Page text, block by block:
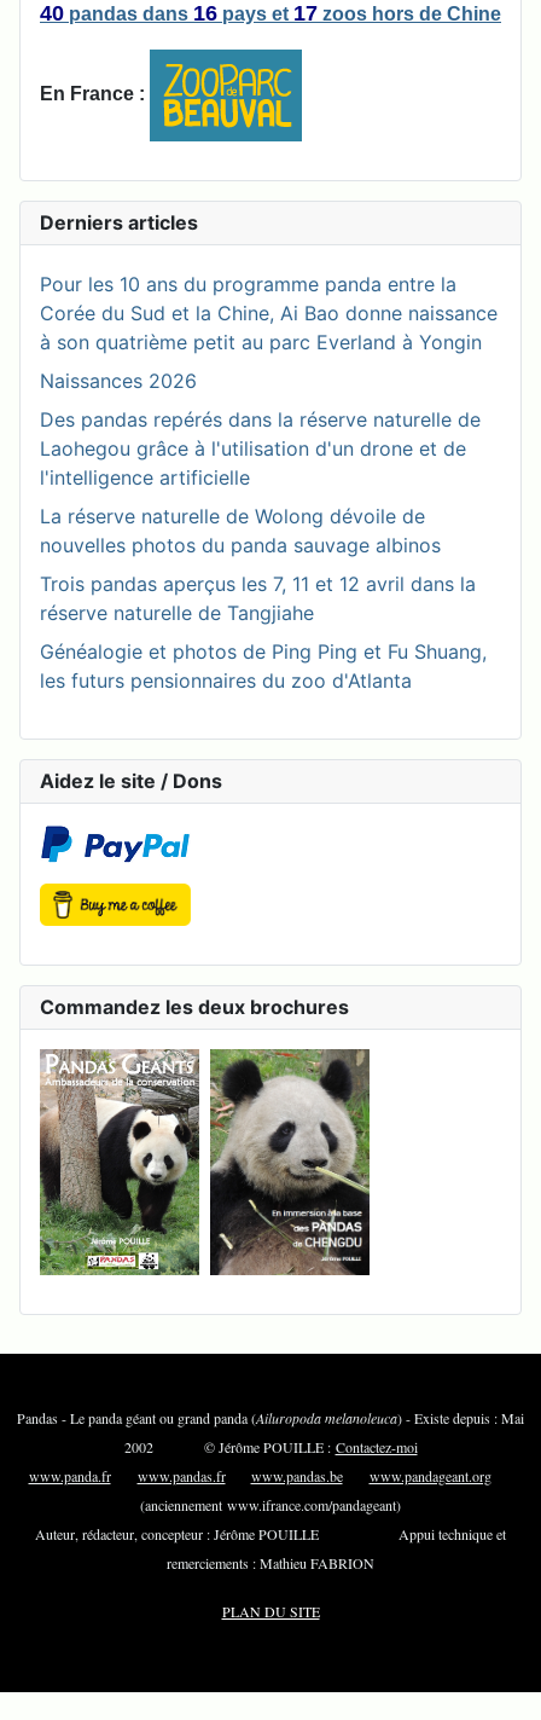
40 pandas dans 16 pays et 17 zoos hors de Chine
En France :
Derniers articles
Pour les 10 ans du programme panda entre la
Corée du Sud et la Chine, Ai Bao donne naissance
à son quatrième petit au parc Everland à Yongin
Naissances 2026
Des pandas repérés dans la réserve naturelle de
Laohegou grâce à l'utilisation d'un drone et de
l'intelligence artificielle
La réserve naturelle de Wolong dévoile de
nouvelles photos du panda sauvage albinos
Trois pandas aperçus les 7, 11 et 12 avril dans la
réserve naturelle de Tangjiahe
Généalogie et photos de Ping Ping et Fu Shuang,
les futurs pensionnaires du zoo d'Atlanta
Aidez le site / Dons
Commandez les deux brochures
Pandas - Le panda géant ou grand panda (Ailuropoda melanoleuca) - Existe depuis : Mai
2002 © Jérôme POUILLE : Contactez-moi
www.panda.fr
www.pandas.fr www.pandas.be
www.pandageant.org
(anciennement www.ifrance.com/pandageant)
Auteur, rédacteur, concepteur : Jérôme POUILLE Appui technique et
remerciements : Mathieu FABRION
PLAN DU SITE